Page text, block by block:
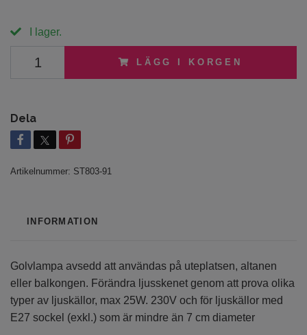
I lager.
LÄGG I KORGEN
Dela
Artikelnummer: ST803-91
INFORMATION
Golvlampa avsedd att användas på uteplatsen, altanen
eller balkongen. Förändra ljusskenet genom att prova olika
typer av ljuskällor, max 25W. 230V och för ljuskällor med
E27 sockel (exkl.) som är mindre än 7 cm diameter